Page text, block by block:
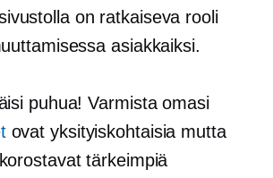
on ratkaiseva rooli
asiakkaiksi.
puhua! Varmista omasi
ovat yksityiskohtaisia ​​mutta
tärkeimpiä